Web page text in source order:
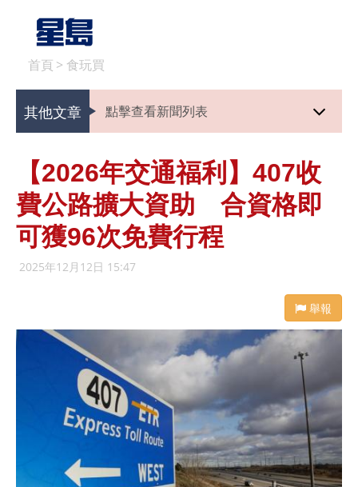
首頁 > 食玩買
其他文章 點擊查看新聞列表
【2026年交通福利】407收
費公路擴大資助 合資格即
可獲96次免費行程
2025年12月12日 15:47
舉報